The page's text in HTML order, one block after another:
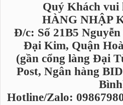
Quý Khách vui
HÀNG NHẬP
Đ/c: Số 21B5
Đại Kim, Quận
(gần cổng làng Đại
Post, Ngân hàng
Hotline/Zalo: